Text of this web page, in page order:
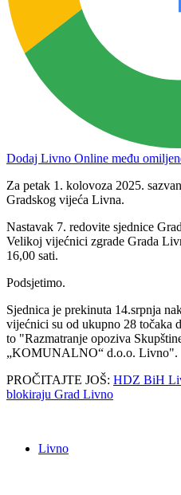
Dodaj Livno Online među
Za petak 1. kolovoza 2025.
Gradskog vijeća Livna.
Nastavak 7. redovite sjednice
Velikoj vijećnici zgrade Grada
16,00 sati.
Podsjetimo.
Sjednica je prekinuta 14.srpnja
vijećnici su od ukupno 28 točaka
to "Razmatranje opoziva
„KOMUNALNO“ d.o.o. Livno".
PROČITAJTE JOŠ: HDZ BiH
blokiraju Grad Livno
Livno